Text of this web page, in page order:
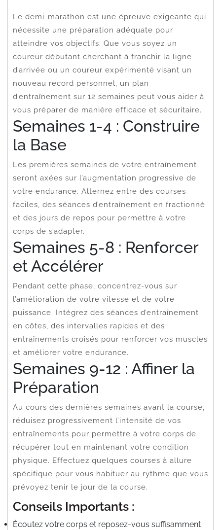
Le demi-marathon est une épreuve exigeante qui
nécessite une préparation adéquate pour
atteindre vos objectifs. Que vous soyez un
coureur débutant cherchant à franchir la ligne
d’arrivée ou un coureur expérimenté visant un
nouveau record personnel, un plan
d’entraînement sur 12 semaines peut vous aider à
vous préparer de manière efficace et sécuritaire.
Semaines 1-4 : Construire
la Base
Les premières semaines de votre entraînement
seront axées sur l’augmentation progressive de
votre endurance. Alternez entre des courses
faciles, des séances d’entraînement en fractionné
et des jours de repos pour permettre à votre
corps de s’adapter.
Semaines 5-8 : Renforcer
et Accélérer
Pendant cette phase, concentrez-vous sur
l’amélioration de votre vitesse et de votre
puissance. Intégrez des séances d’entraînement
en côtes, des intervalles rapides et des
entraînements croisés pour renforcer vos muscles
et améliorer votre endurance.
Semaines 9-12 : Affiner la
Préparation
Au cours des dernières semaines avant la course,
réduisez progressivement l’intensité de vos
entraînements pour permettre à votre corps de
récupérer tout en maintenant votre condition
physique. Effectuez quelques courses à allure
spécifique pour vous habituer au rythme que vous
prévoyez tenir le jour de la course.
Conseils Importants :
Écoutez votre corps et reposez-vous suffisamment